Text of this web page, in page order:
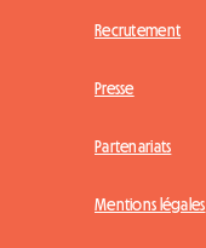
Recrutement
Presse
Partenariats
Mentions légales